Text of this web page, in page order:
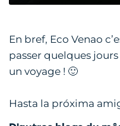
En bref, Eco Venao
passer quelques
un voyage ! 🙂
Hasta la próxima